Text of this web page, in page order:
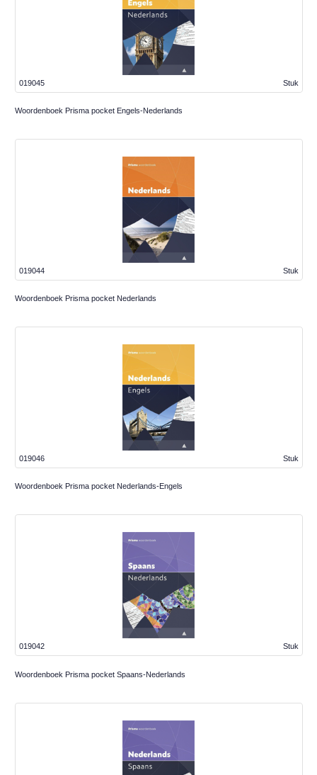
Stuk
019045
Woordenboek Prisma pocket Engels-Nederlands
Stuk
019044
Woordenboek Prisma pocket Nederlands
Stuk
019046
Woordenboek Prisma pocket Nederlands-Engels
Stuk
019042
Woordenboek Prisma pocket Spaans-Nederlands